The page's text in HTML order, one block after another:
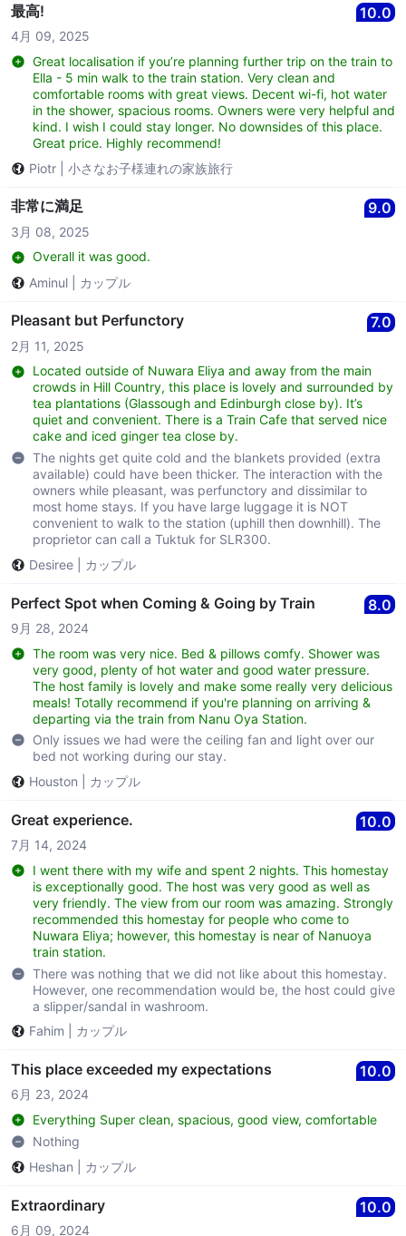
最高! 10.0
4月 09, 2025
Great localisation if you’re planning further trip on the train to
Ella - 5 min walk to the train station. Very clean and
comfortable rooms with great views. Decent wi-fi, hot water
in the shower, spacious rooms. Owners were very helpful and
kind. I wish I could stay longer. No downsides of this place.
Great price. Highly recommend!
Piotr
小さなお子様連れの家族旅行
非常に満足 9.0
3月 08, 2025
Overall it was good.
Aminul
カップル
Pleasant but Perfunctory 7.0
2月 11, 2025
Located outside of Nuwara Eliya and away from the main
crowds in Hill Country, this place is lovely and surrounded by
tea plantations (Glassough and Edinburgh close by). It’s
quiet and convenient. There is a Train Cafe that served nice
cake and iced ginger tea close by.
The nights get quite cold and the blankets provided (extra
available) could have been thicker. The interaction with the
owners while pleasant, was perfunctory and dissimilar to
most home stays. If you have large luggage it is NOT
convenient to walk to the station (uphill then downhill). The
proprietor can call a Tuktuk for SLR300.
Desiree
カップル
Perfect Spot when Coming & Going by Train 8.0
9月 28, 2024
The room was very nice. Bed & pillows comfy. Shower was
very good, plenty of hot water and good water pressure.
The host family is lovely and make some really very delicious
meals! Totally recommend if you're planning on arriving &
departing via the train from Nanu Oya Station.
Only issues we had were the ceiling fan and light over our
bed not working during our stay.
Houston
カップル
Great experience. 10.0
7月 14, 2024
I went there with my wife and spent 2 nights. This homestay
is exceptionally good. The host was very good as well as
very friendly. The view from our room was amazing. Strongly
recommended this homestay for people who come to
Nuwara Eliya; however, this homestay is near of Nanuoya
train station.
There was nothing that we did not like about this homestay.
However, one recommendation would be, the host could give
a slipper/sandal in washroom.
Fahim
カップル
This place exceeded my expectations 10.0
6月 23, 2024
Everything Super clean, spacious, good view, comfortable
Nothing
Heshan
カップル
Extraordinary 10.0
6月 09, 2024